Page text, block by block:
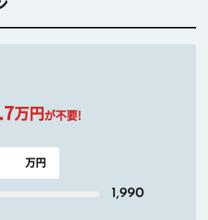
万円 が不要!
1,990